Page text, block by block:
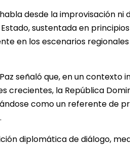
desde la improvisación ni
sustentada en
en los escenarios
señaló que, en un
crecientes, la República
como un referente de
diplomática de diálogo,